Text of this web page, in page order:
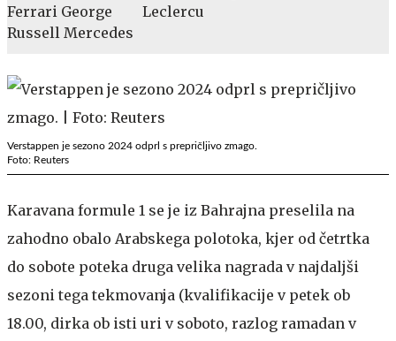
Leclercu
Verstappen je sezono 2024 odprl s prepričljivo zmago.
Foto: Reuters
Karavana formule 1 se je iz Bahrajna preselila na
zahodno obalo Arabskega polotoka, kjer od četrtka
do sobote poteka druga velika nagrada v najdaljši
sezoni tega tekmovanja (kvalifikacije v petek ob
18.00, dirka ob isti uri v soboto, razlog ramadan v